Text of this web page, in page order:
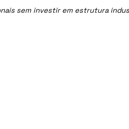
sem investir em estrutura